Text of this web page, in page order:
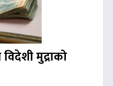
मुद्राको